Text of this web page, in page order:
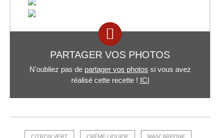
PARTAGER VOS PHOTOS
N'oubliez pas de partager vos photos si vous avez
réalisé cette recette ! ICI
CITRON VERT CRÈME LIQUIDE MASCARPONE